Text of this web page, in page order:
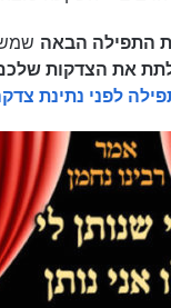
התפילה הבאה
את הצדקות
לפני נתינת